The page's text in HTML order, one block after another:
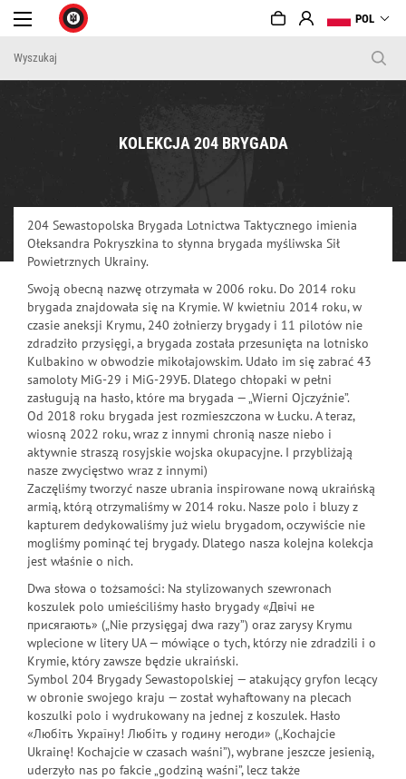
POL
KOLEKCJA 204 BRYGADA
204 Sewastopolska Brygada Lotnictwa Taktycznego imienia
Ołeksandra Pokryszkina to słynna brygada myśliwska Sił
Powietrznych Ukrainy.
Swoją obecną nazwę otrzymała w 2006 roku. Do 2014 roku
brygada znajdowała się na Krymie. W kwietniu 2014 roku, w
czasie aneksji Krymu, 240 żołnierzy brygady i 11 pilotów nie
zdradziło przysięgi, a brygada została przesunięta na lotnisko
Kulbakino w obwodzie mikołajowskim. Udało im się zabrać 43
samoloty MiG-29 i MiG-29УБ. Dlatego chłopaki w pełni
zasługują na hasło, które ma brygada — „Wierni Ojczyźnie”.
Od 2018 roku brygada jest rozmieszczona w Łucku. A teraz,
wiosną 2022 roku, wraz z innymi chronią nasze niebo i
aktywnie straszą rosyjskie wojska okupacyjne. I przybliżają
nasze zwycięstwo wraz z innymi)
Zaczęliśmy tworzyć nasze ubrania inspirowane nową ukraińską
armią, którą otrzymaliśmy w 2014 roku. Nasze polo i bluzy z
kapturem dedykowaliśmy już wielu brygadom, oczywiście nie
mogliśmy pominąć tej brygady. Dlatego nasza kolejna kolekcja
jest właśnie o nich.
Dwa słowa o tożsamości: Na stylizowanych szewronach
koszulek polo umieściliśmy hasło brygady «Двічі не
присягають» („Nie przysięgaj dwa razy”) oraz zarysy Krymu
wplecione w litery UA — mówiące o tych, którzy nie zdradzili i o
Krymie, który zawsze będzie ukraiński.
Symbol 204 Brygady Sewastopolskiej — atakujący gryfon lecący
w obronie swojego kraju — został wyhaftowany na plecach
koszulki polo i wydrukowany na jednej z koszulek. Hasło
«Любіть Україну! Любіть у годину негоди» („Kochajcie
Ukrainę! Kochajcie w czasach waśni”), wybrane jeszcze jesienią,
uderzyło nas po fakcie „godziną waśni”, lecz także